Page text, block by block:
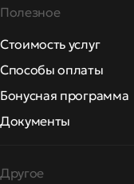
Полезное
Стоимость услуг
Способы оплаты
Бонусная программа
Документы
Другое